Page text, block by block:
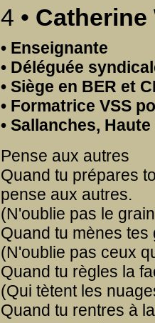
4 • Catherine
• Enseignante
• Déléguée
• Siège en BER et
• Formatrice VSS
• Sallanches,
Pense aux autres
Quand tu prépares
pense aux autres.
(N'oublie pas le
Quand tu mènes
(N'oublie pas ceux
Quand tu règles la
(Qui tètent les
Quand tu rentres à